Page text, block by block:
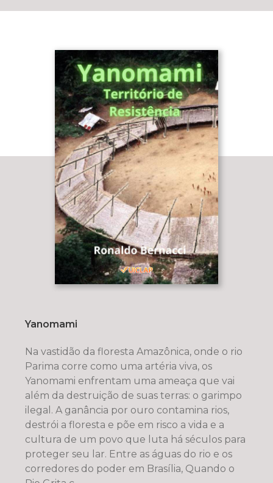
Yanomami
Na vastidão da floresta Amazônica, onde o rio
Parima corre como uma artéria viva, os
Yanomami enfrentam uma ameaça que vai
além da destruição de suas terras: o garimpo
ilegal. A ganância por ouro contamina rios,
destrói a floresta e põe em risco a vida e a
cultura de um povo que luta há séculos para
proteger seu lar. Entre as águas do rio e os
corredores do poder em Brasília, Quando o